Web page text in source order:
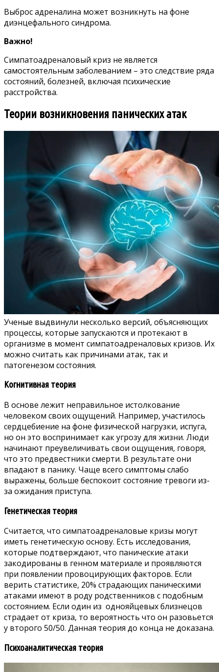
Выброс адреналина может возникнуть на фоне
диэнцефального синдрома.
Важно!
Симпатоадреналовый криз не является
самостоятельным заболеванием – это следствие ряда
состояний, болезней, включая психические
расстройства.
Теории возникновения панических атак
Ученые выдвинули несколько версий, объясняющих
процессы, которые запускаются и протекают в
организме в момент симпатоадреналовых кризов. Их
можно считать как причинами атак, так и
патогенезом состояния.
Когнитивная теория
В основе лежит неправильное истолкование
человеком своих ощущений. Например, участилось
сердцебиение на фоне физической нагрузки, испуга,
но он это воспринимает как угрозу для жизни. Люди
начинают преувеличивать свои ощущения, говоря,
что это предвестники смерти. В результате они
впадают в панику. Чаще всего симптомы слабо
выражены, больше беспокоит состояние тревоги из-
за ожидания приступа.
Генетическая теория
Считается, что симпатоадреналовые кризы могут
иметь генетическую основу. Есть исследования,
которые подтверждают, что панические атаки
закодированы в генном материале и проявляются
при появлении провоцирующих факторов. Если
верить статистике, 20% страдающих паническими
атаками имеют в роду родственников с подобным
состоянием. Если один из однояйцевых близнецов
страдает от криза, то вероятность что он разовьется
у второго 50/50. Данная теория до конца не доказана.
Психоаналитическая теория